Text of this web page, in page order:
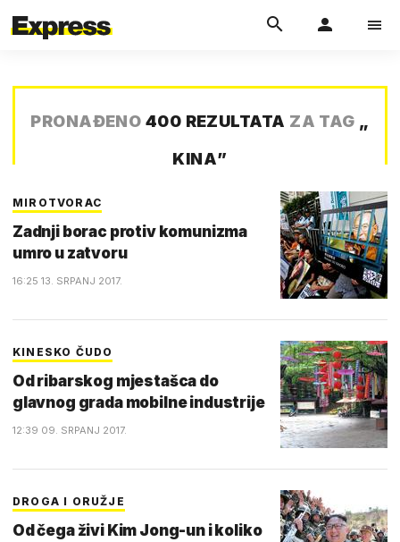
PRONAĐENO 400 REZULTATA ZA TAG „
KINA”
MIROTVORAC
Zadnji borac protiv komunizma
umro u zatvoru
16:25 13. SRPANJ 2017.
KINESKO ČUDO
Od ribarskog mjestašca do
glavnog grada mobilne industrije
12:39 09. SRPANJ 2017.
DROGA I ORUŽJE
Od čega živi Kim Jong-un i koliko